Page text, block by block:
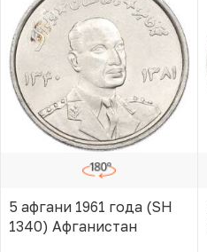
5 афгани 1961 года (SH
1340) Афганистан